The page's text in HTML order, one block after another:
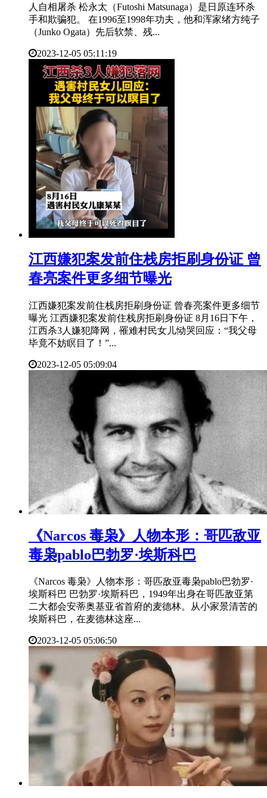
人自相屠杀 松永太（Futoshi Matsunaga）是日原连环杀
手和欺骗犯。 在1996至1998年功夫，他和浑家绪方纯子
（Junko Ogata）先后软禁、残...
2023-12-05 05:11:19
​江西嫌犯案发前住栈房拒刷身份证 曾
春亮案件更多细节曝光
江西嫌犯案发前住栈房拒刷身份证 曾春亮案件更多细节
曝光 江西嫌犯案发前住栈房拒刷身份证 8月16日下午，
江西杀3人嫌犯降网，罹难村民女儿恸哭回应：“我父母
毕竟不妨瞑目了！”...
2023-12-05 05:09:04
​《Narcos 毒枭》人物本形：哥匹敌亚
毒枭pablo巴勃罗·埃斯科巴
《Narcos 毒枭》人物本形：哥匹敌亚毒枭pablo巴勃罗·
埃斯科巴 巴勃罗·埃斯科巴，1949年出身在哥匹敌亚第
二大都会安蒂奥基亚省首府的麦德林。从小家景清苦的
埃斯科巴，在麦德林这座...
2023-12-05 05:06:50